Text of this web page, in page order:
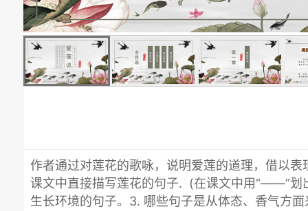
作者通过对莲花的歌咏，说明爱莲的道理，借以表
课文中直接描写莲花的句子. (在课文中用“——”划
生长环境的句子。3. 哪些句子是从体态、香气方